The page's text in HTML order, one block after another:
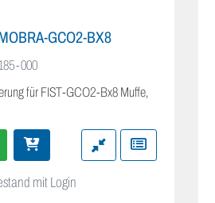
GCO2-BX8
000
für FIST-GCO2-Bx8 Muffe,
mit Login